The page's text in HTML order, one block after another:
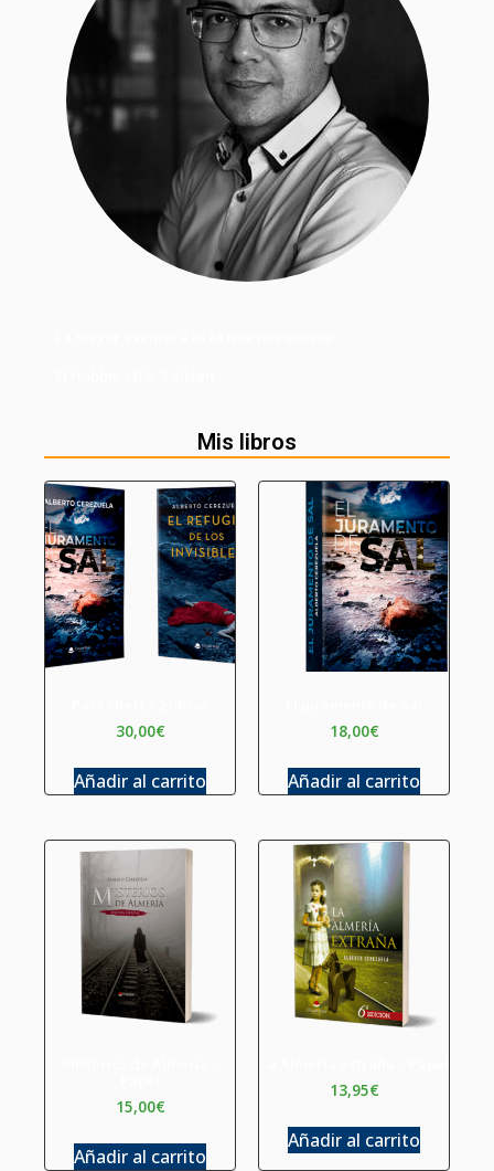
Mis libros
30,00€
Añadir al carrito
18,00€
Añadir al carrito
15,00€
Añadir al carrito
13,95€
Añadir al carrito